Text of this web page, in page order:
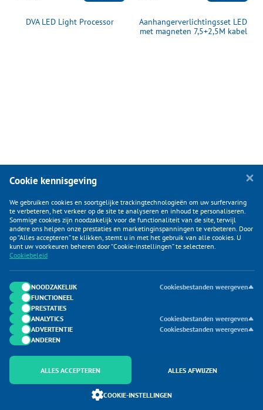
DVA LED Light Processor
Aanhangerverlichtingsset LED
met magneten 7,5+2,5M kabel
KLANTENSERVICE
CATEGORIEËN
DUIJVELAAR E-COMMERCE
CONTACTEN
Onderdeel van Duijvelaar E-commerce
Cookie kennisgeving
We gebruiken cookies en soortgelijke trackingtechnologieën om uw surfervaring
te verbeteren, het verkeer op de site te analyseren en inhoud te personaliseren.
Sommige cookies zijn noodzakelijk voor de functionaliteit van de site, terwijl
andere ons helpen onze prestaties en marketinginspanningen te verbeteren. Door
op “Alles accepteren” te klikken, stemt u in met het gebruik van alle cookies. U
kunt uw voorkeuren beheren door “Cookie-instellingen” te selecteren.
Cookiebeleid
NOODZAKELIJK
Cookiesbestanden weergeven
FUNCTIONEEL
PRESTATIES
ANALYTICS
Cookiesbestanden weergeven
ADVERTENTIE
Cookiesbestanden weergeven
ANDEREN
ALLES ACCEPTEREN ALLES AFWIJZEN
COOKIE-INSTELLINGEN